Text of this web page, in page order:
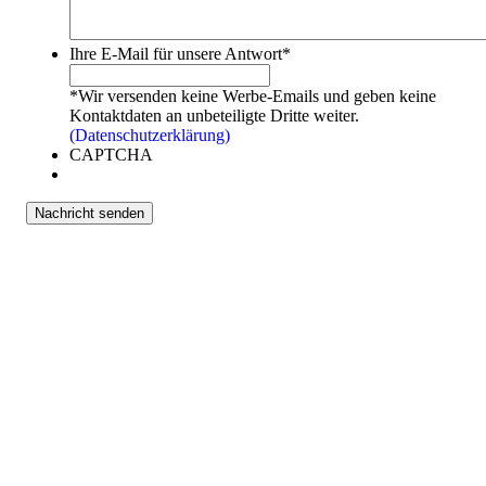
Ihre E-Mail für unsere Antwort*
*Wir versenden keine Werbe-Emails und geben keine
Kontaktdaten an unbeteiligte Dritte weiter.
(Datenschutzerklärung)
CAPTCHA